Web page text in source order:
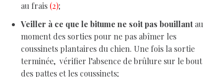
au frais (2);
Veiller à ce que le bitume ne soit pas bouillantau
moment des sorties pour ne pas abîmer les
coussinets plantaires du chien. Une fois la sortie
terminée, vérifier l’absence de brûlure sur le bout
des pattes et les coussinets;